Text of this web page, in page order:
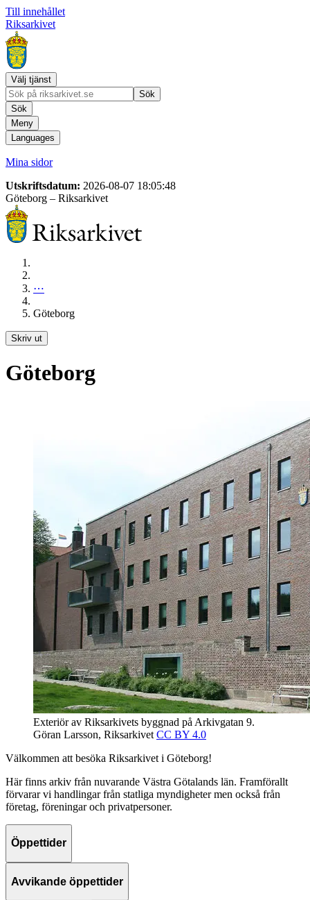
Till innehållet
Riksarkivet
Välj tjänst
Sök
Sök
Meny
Languages
Mina sidor
Utskriftsdatum: 2026-08-07 18:05:48
Göteborg – Riksarkivet
⋯
Göteborg
Skriv ut
Göteborg
Exteriör av Riksarkivets byggnad på Arkivgatan 9.
Göran Larsson, Riksarkivet CC BY 4.0
Välkommen att besöka Riksarkivet i Göteborg!
Här finns arkiv från nuvarande Västra Götalands län. Framförallt
förvarar vi handlingar från statliga myndigheter men också från
företag, föreningar och privatpersoner.
Öppettider
Avvikande öppettider